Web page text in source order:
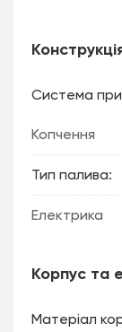
Система
Копчення
Тип палива
Електрика
Корпус та
Матеріал